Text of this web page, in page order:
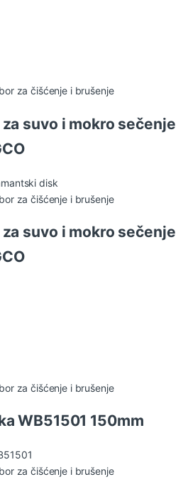
za čišćenje i brušenje
suvo i mokro sečenje
za čišćenje i brušenje
suvo i mokro sečenje
za čišćenje i brušenje
WB51501 150mm
za čišćenje i brušenje